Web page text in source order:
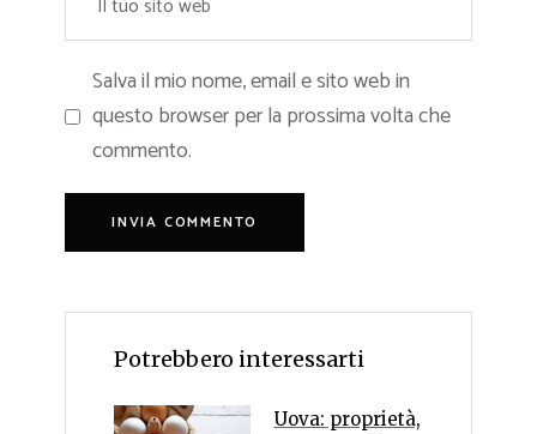
Salva il mio nome, email e sito web in
questo browser per la prossima volta che
commento.
Potrebbero interessarti
Uova: proprietà,